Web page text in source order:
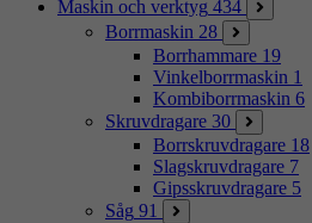
Maskin och verktyg 434
Borrmaskin 28
Borrhammare 19
Vinkelborrmaskin 1
Kombiborrmaskin 6
Skruvdragare 30
Borrskruvdragare 18
Slagskruvdragare 7
Gipsskruvdragare 5
Såg 91